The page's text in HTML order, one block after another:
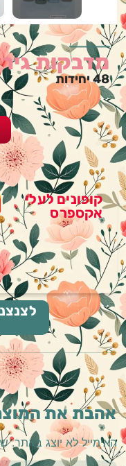
מדבקות
48 יחידות
קופונים לעלי
אקספרס
אהבת את
האימייל לא יוצג באתר.